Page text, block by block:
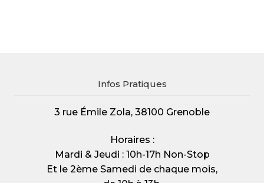
Infos Pratiques
3 rue Émile Zola, 38100 Grenoble
Horaires :
Mardi & Jeudi : 10h-17h Non-Stop
Et le 2ème Samedi de chaque mois,